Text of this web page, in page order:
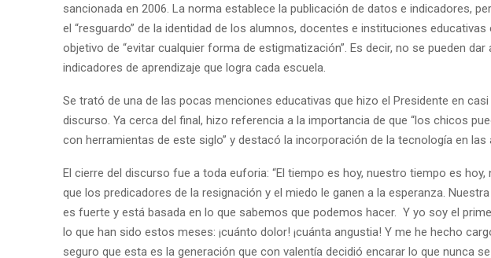
sancionada en 2006. La norma establece la publicación de datos e indicadores,
el “resguardo” de la identidad de los alumnos, docentes e instituciones educativas
objetivo de “evitar cualquier forma de estigmatización”. Es decir, no se pueden
indicadores de aprendizaje que logra cada escuela.
Se trató de una de las pocas menciones educativas que hizo el Presidente en casi
discurso. Ya cerca del final, hizo referencia a la importancia de que “los chicos
con herramientas de este siglo” y destacó la incorporación de la tecnología en las
El cierre del discurso fue a toda euforia: “El tiempo es hoy, nuestro tiempo es hoy,
que los predicadores de la resignación y el miedo le ganen a la esperanza.
es fuerte y está basada en lo que sabemos que podemos hacer. Y yo soy el
lo que han sido estos meses: ¡cuánto dolor! ¡cuánta angustia! Y me he hecho
seguro que esta es la generación que con valentía decidió encarar lo que nunca se